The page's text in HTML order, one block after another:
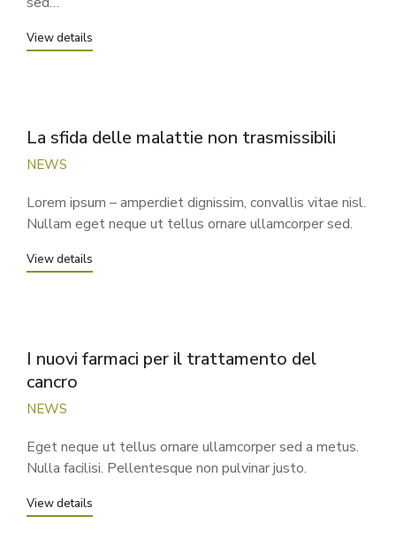
View details
La sfida delle malattie non trasmissibili
NEWS
Lorem ipsum – amperdiet dignissim, convallis vitae nisl.
Nullam eget neque ut tellus ornare ullamcorper sed.
View details
I nuovi farmaci per il trattamento del
cancro
NEWS
Eget neque ut tellus ornare ullamcorper sed a metus.
Nulla facilisi. Pellentesque non pulvinar justo.
View details